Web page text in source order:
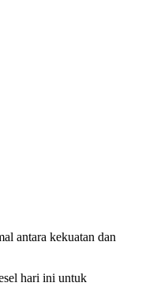
antara kekuatan dan
hari ini untuk